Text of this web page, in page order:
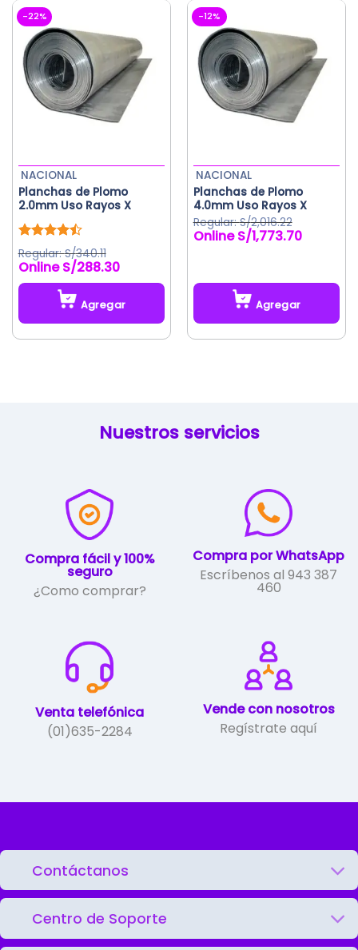
tiene
múltiples
variantes.
Las
opciones
se
pueden
página
de
producto
-22%
Planchas de Plomo
2.0mm Uso Rayos X
Valorado
con4.50
de 5
NACIONAL
S/340.11
S/288.30
Agregar
producto
-12%
Planchas de Plomo
4.0mm Uso Rayos X
NACIONAL
S/2,016.22
El
S/2,016.22.
S/1,773.70El
S/1,773.70.
Agregar
Nuestros servicios
Compra fácil y 100%
seguro
¿Como comprar?
Compra por WhatsApp
Escríbenos al 943 387
460
Venta telefónica
(01)635-2284
Vende con nosotros
Regístrate aquí
Contáctanos
Centro de Soporte